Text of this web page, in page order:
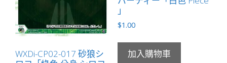
Token
」
量
WXDi-CP02-017 砂狼シ
」
$1.00
加入購物車